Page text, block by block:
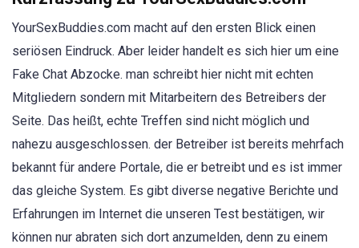
YourSexBuddies.com macht auf den ersten Blick einen
seriösen Eindruck. Aber leider handelt es sich hier um eine
Fake Chat Abzocke. man schreibt hier nicht mit echten
Mitgliedern sondern mit Mitarbeitern des Betreibers der
Seite. Das heißt, echte Treffen sind nicht möglich und
nahezu ausgeschlossen. der Betreiber ist bereits mehrfach
bekannt für andere Portale, die er betreibt und es ist immer
das gleiche System. Es gibt diverse negative Berichte und
Erfahrungen im Internet die unseren Test bestätigen, wir
können nur abraten sich dort anzumelden, denn zu einem